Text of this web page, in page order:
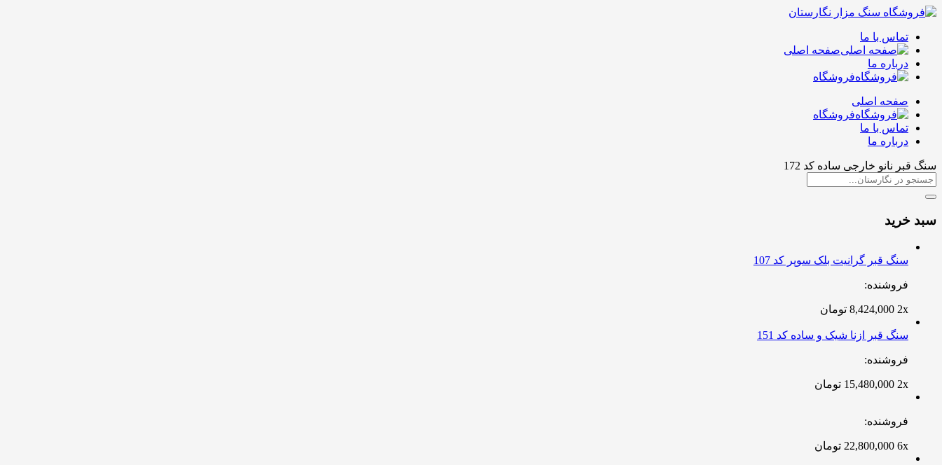
تماس با ما
صفحه اصلی
درباره ما
فروشگاه
صفحه اصلی
فروشگاه
تماس با ما
درباره ما
سنگ قبر نانو خارجی ساده کد 172
سبد خرید
سنگ قبر گرانیت بلک سوپر کد 107
فروشنده:
2x
8,424,000 تومان
سنگ قبر ازنا شیک و ساده کد 151
فروشنده:
2x
15,480,000 تومان
فروشنده:
6x
22,800,000 تومان